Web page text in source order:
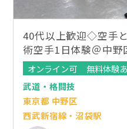
40代以上歓迎◇空手
術空手1日体験＠中野
オンライン可
無料体験
武道・格闘技
東京都 中野区
西武新宿線・沼袋駅